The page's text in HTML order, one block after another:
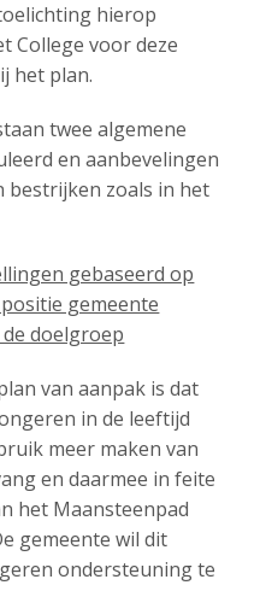
hierop
College voor deze
het plan.
twee algemene
en aanbevelingen
bestrijken zoals in het
gebaseerd op
gemeente
doelgroep
van aanpak is dat
in de leeftijd
meer maken van
en daarmee in feite
het Maansteenpad
gemeente wil dit
ondersteuning te